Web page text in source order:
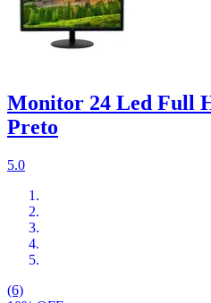
Monitor 24 Led Full
Preto
5.0
(6)